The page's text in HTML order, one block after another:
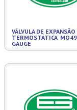
VÁLVULA DE EXPANSÃO
TERMOSTÁTICA MO49
GAUGE